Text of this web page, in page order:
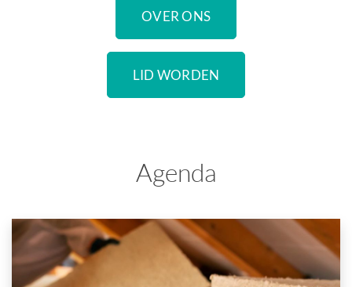
OVER ONS
LID WORDEN
Agenda